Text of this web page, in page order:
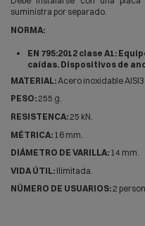
suministra por separado.
NORMA:
EN 795:2012 clase A1:
caídas. Dispositivos de
MATERIAL: Acero inoxidable
PESO:255 g.
RESISTENCA:25 kN.
MÉTRICA: 16 mm.
DIÁMETRO DE VARILLA: 14 mm.
VIDA ÚTIL: Ilimitada.
NÚMERO DE USUARIOS:2